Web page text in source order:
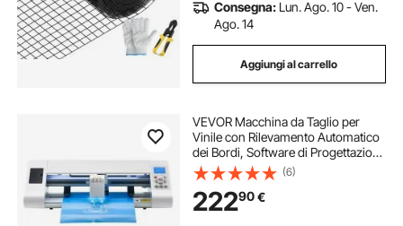
Consegna: Lun. Ago. 10 - Ven.
Ago. 14
Aggiungi al carrello
VEVOR Macchina da Taglio per
Vinile con Rilevamento Automatico
dei Bordi, Software di Progettazione
Materiali, Compatibile con Diversi
Formati di File, Taglierina per Vinile
per Creazione Fai da te
(6)
22290€